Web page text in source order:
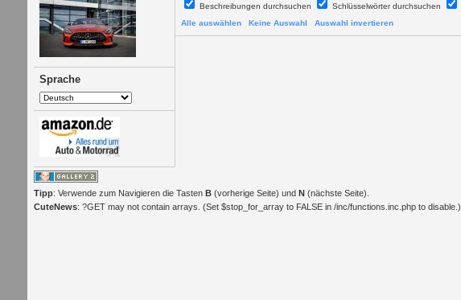
Sprache
Beschreibungen durchsuchen Schlüsselwörter durchsuchen
Alle auswählen
Keine Auswahl Auswahl invertieren
Tipp: Verwende zum Navigieren die Tasten B(vorherige Seite) und N(nächste Seite).
CuteNews: ?GET may not contain arrays. (Set $stop_for_array to FALSE in /inc/functions.inc.php to disable.)